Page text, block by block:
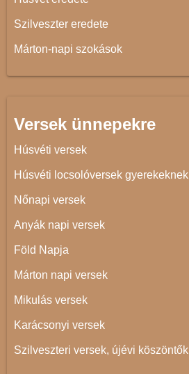
Szilveszter eredete
Márton-napi szokások
Versek ünnepekre
Húsvéti versek
Húsvéti locsolóversek gyerekeknek
Nőnapi versek
Anyák napi versek
Föld Napja
Márton napi versek
Mikulás versek
Karácsonyi versek
Szilveszteri versek, újévi köszöntők